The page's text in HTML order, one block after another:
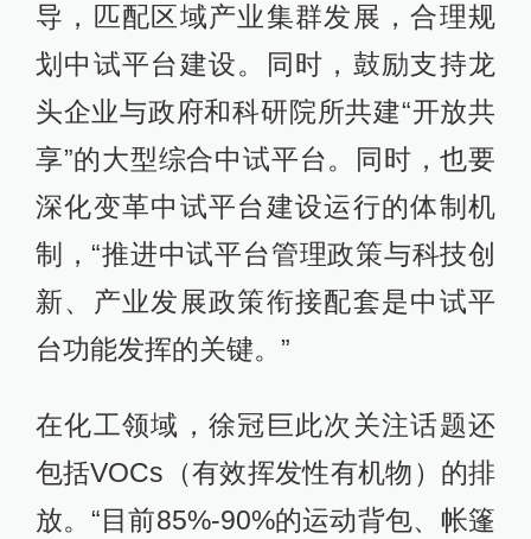
导，匹配区域产业集群发展，合理规
划中试平台建设。同时，鼓励支持龙
头企业与政府和科研院所共建“开放共
享”的大型综合中试平台。同时，也要
深化变革中试平台建设运行的体制机
制，“推进中试平台管理政策与科技创
新、产业发展政策衔接配套是中试平
台功能发挥的关键。”
在化工领域，徐冠巨此次关注话题还
包括VOCs（有效挥发性有机物）的排
放。“目前85%-90%的运动背包、帐篷